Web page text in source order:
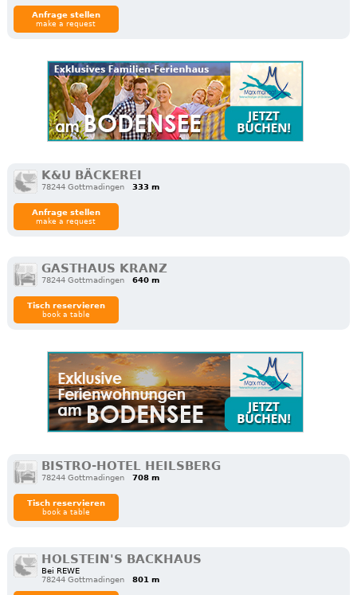
Anfrage stellen
make a request
K&U BÄCKEREI
78244 Gottmadingen 333 m
Anfrage stellen
make a request
GASTHAUS KRANZ
78244 Gottmadingen 640 m
Tisch reservieren
book a table
BISTRO-HOTEL HEILSBERG
78244 Gottmadingen 708 m
Tisch reservieren
book a table
HOLSTEIN'S BACKHAUS
Bei REWE
78244 Gottmadingen
801 m